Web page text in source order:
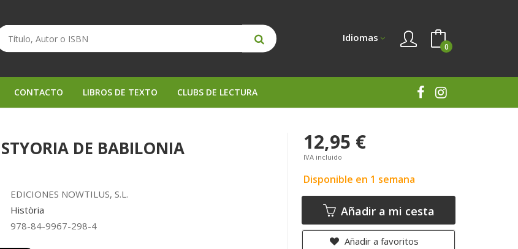
Idiomas
0
CONTACTO LIBROS DE TEXTO CLUBS DE LECTURA
DE BABILONIA
EDICIONES NOWTILUS, S.L.
Història
978-84-9967-298-4
12,95 €
IVA incluido
Disponible en 1 semana
Añadir a mi cesta
Añadir a favoritos